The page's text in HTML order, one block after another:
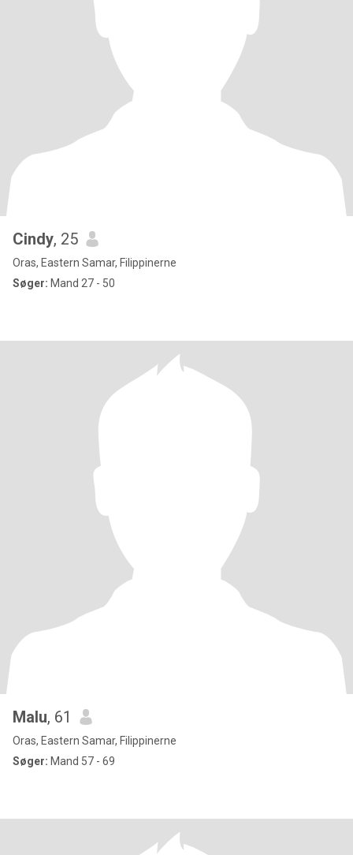
Cindy, 25
Oras, Eastern Samar, Filippinerne
Søger: Mand 27 - 50
Malu, 61
Oras, Eastern Samar, Filippinerne
Søger: Mand 57 - 69